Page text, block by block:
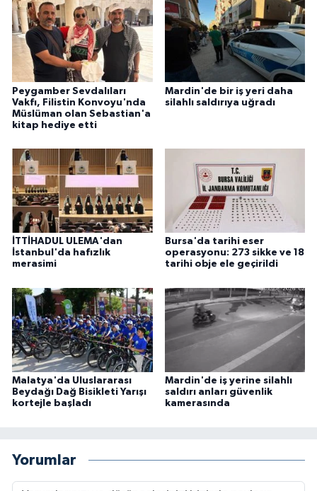
Peygamber Sevdalıları
Vakfı, Filistin Konvoyu'nda
Müslüman olan Sebastian'a
kitap hediye etti
Mardin'de bir iş yeri daha
silahlı saldırıya uğradı
İTTİHADUL ULEMA'dan
İstanbul'da hafızlık
merasimi
Bursa'da tarihi eser
operasyonu: 273 sikke ve 18
tarihi obje ele geçirildi
Malatya'da Uluslararası
Beydağı Dağ Bisikleti Yarışı
kortejle başladı
Mardin'de iş yerine silahlı
saldırı anları güvenlik
kamerasında
Yorumlar